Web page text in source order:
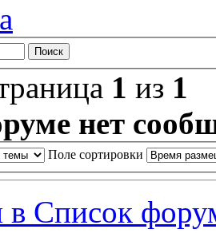
1 из 1
нет
Поле сортировки
в Список